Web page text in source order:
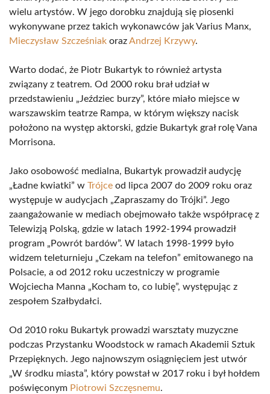
wielu artystów. W jego dorobku znajdują się piosenki
wykonywane przez takich wykonawców jak Varius Manx,
Mieczysław Szcześniak orazAndrzej Krzywy.
Warto dodać, że Piotr Bukartyk to również artysta
związany z teatrem. Od 2000 roku brał udział w
przedstawieniu „Jeździec burzy”, które miało miejsce w
warszawskim teatrze Rampa, w którym większy nacisk
położono na występ aktorski, gdzie Bukartyk grał rolę Vana
Morrisona.
Jako osobowość medialna, Bukartyk prowadził audycję
„Ładne kwiatki” w Trójce od lipca 2007 do 2009 roku oraz
występuje w audycjach „Zapraszamy do Trójki”. Jego
zaangażowanie w mediach obejmowało także współpracę z
Telewizją Polską, gdzie w latach 1992-1994 prowadził
program „Powrót bardów”. W latach 1998-1999 było
widzem teleturnieju „Czekam na telefon” emitowanego na
Polsacie, a od 2012 roku uczestniczy w programie
Wojciecha Manna „Kocham to, co lubię”, występując z
zespołem Szałbydałci.
Od 2010 roku Bukartyk prowadzi warsztaty muzyczne
podczas Przystanku Woodstock w ramach Akademii Sztuk
Przepięknych. Jego najnowszym osiągnięciem jest utwór
„W środku miasta”, który powstał w 2017 roku i był hołdem
poświęconym Piotrowi Szczęsnemu.